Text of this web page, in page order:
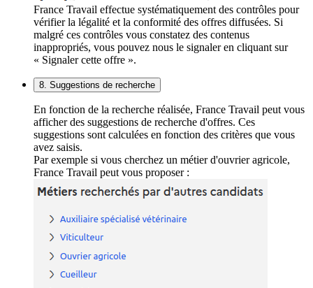
France Travail effectue systématiquement des contrôles pour
vérifier la légalité et la conformité des offres diffusées. Si
malgré ces contrôles vous constatez des contenus
inappropriés, vous pouvez nous le signaler en cliquant sur
« Signaler cette offre ».
8. Suggestions de recherche
En fonction de la recherche réalisée, France Travail peut vous
afficher des suggestions de recherche d'offres. Ces
suggestions sont calculées en fonction des critères que vous
avez saisis.
Par exemple si vous cherchez un métier d'ouvrier agricole,
France Travail peut vous proposer :